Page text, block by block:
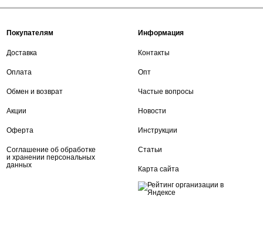
Покупателям
Доставка
Оплата
Обмен и возврат
Акции
Оферта
Соглашение об обработке
и хранении персональных
данных
Информация
Контакты
Опт
Частые вопросы
Новости
Инструкции
Статьи
Карта сайта